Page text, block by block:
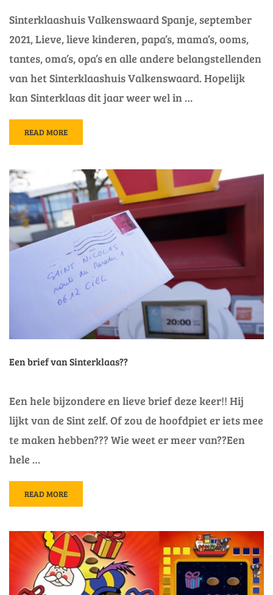
Sinterklaashuis Valkenswaard Spanje, september
2021, Lieve, lieve kinderen, papa’s, mama’s, ooms,
tantes, oma’s, opa’s en alle andere belangstellenden
van het Sinterklaashuis Valkenswaard. Hopelijk
kan Sinterklaas dit jaar weer wel in …
READ
MORE
BERICHT
VAN
SINT
SEPTEMBER
2021
READ MORE
Een brief van Sinterklaas??
Een hele bijzondere en lieve brief deze keer!! Hij
lijkt van de Sint zelf. Of zou de hoofdpiet er iets mee
te maken hebben??? Wie weet er meer van??Een
hele …
READ
MORE
EEN
BRIEF
VAN
SINTERKLAAS??
READ MORE